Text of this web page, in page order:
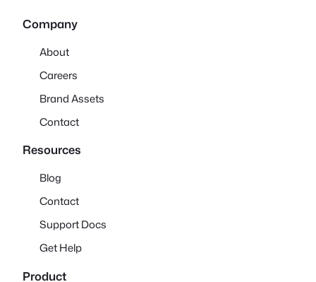
Company
About
Careers
Brand Assets
Contact
Resources
Blog
Contact
Support Docs
Get Help
Product